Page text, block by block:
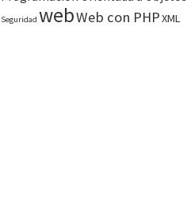
Seguridad webWeb con PHPXML